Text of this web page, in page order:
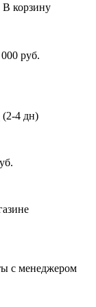
В корзину
руб.
4 дн)
с менеджером